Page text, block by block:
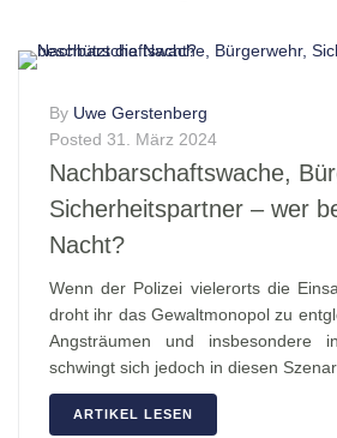
By Uwe Gerstenberg
Posted 31. März 2024
Nachbarschaftswache,
Sicherheitspartner – wer
Nacht?
Wenn der Polizei vielerorts die
droht ihr das Gewaltmonopol zu
Angsträumen und insbesondere
schwingt sich jedoch in diesen
ARTIKEL LESEN